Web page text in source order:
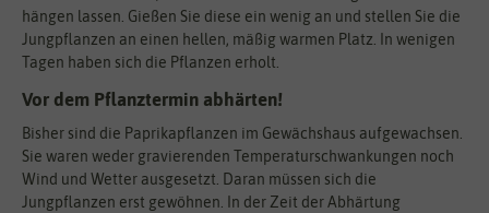
hängen lassen. Gießen Sie diese ein wenig an und stellen Sie die
Jungpflanzen an einen hellen, mäßig warmen Platz. In wenigen
Tagen haben sich die Pflanzen erholt.
Vor dem Pflanztermin abhärten!
Bisher sind die Paprikapflanzen im Gewächshaus aufgewachsen.
Sie waren weder gravierenden Temperaturschwankungen noch
Wind und Wetter ausgesetzt. Daran müssen sich die
Jungpflanzen erst gewöhnen. In der Zeit der Abhärtung